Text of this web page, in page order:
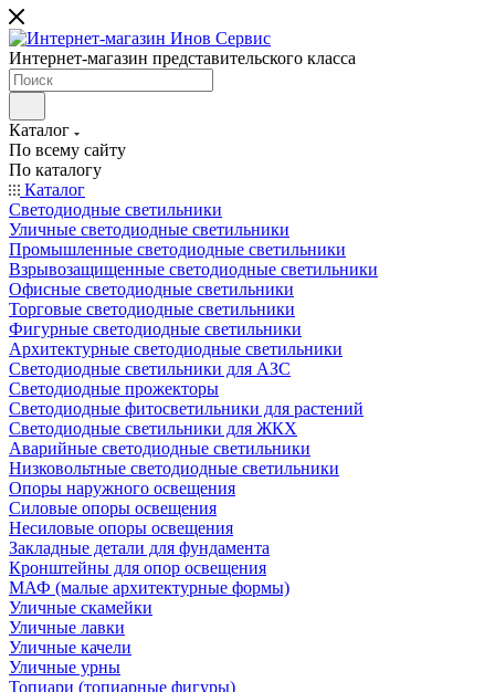
Интернет-магазин представительского класса
Каталог
По всему сайту
По каталогу
Каталог
Светодиодные светильники
Уличные светодиодные светильники
Промышленные светодиодные светильники
Взрывозащищенные светодиодные светильники
Офисные светодиодные светильники
Торговые светодиодные светильники
Фигурные светодиодные светильники
Архитектурные светодиодные светильники
Светодиодные светильники для АЗС
Светодиодные прожекторы
Светодиодные фитосветильники для растений
Светодиодные светильники для ЖКХ
Аварийные светодиодные светильники
Низковольтные светодиодные светильники
Опоры наружного освещения
Силовые опоры освещения
Несиловые опоры освещения
Закладные детали для фундамента
Кронштейны для опор освещения
МАФ (малые архитектурные формы)
Уличные скамейки
Уличные лавки
Уличные качели
Уличные урны
Топиари (топиарные фигуры)